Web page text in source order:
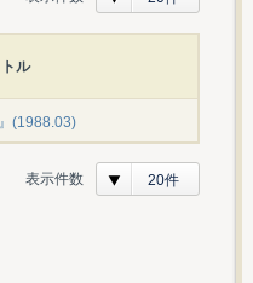
ル
(1988.03)
表示件数 20件